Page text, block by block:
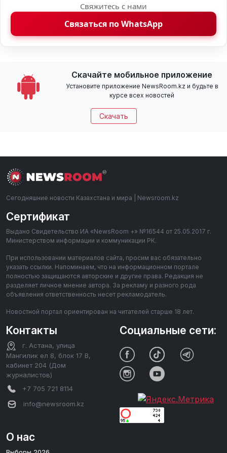
Свяжитесь с нами
Связаться по WhatsApp
Скачайте мобильное приложение
Установите приложение NewsRoom.kz и будьте в
курсе всех новостей
Скачать
Сегодняшние новости Казахстана и мира | Newsroom.kz
Сертификат
Выдано Свидетельство ИА «NewsRoom +» №16544 от 25.05.2017 г.
Министерством информации и коммуникации РК.
При использовании материалов сайта, просим вас обязательно
указать ссылки. Напоминаем, что на информационном портале
полностью защищаются авторские и другие права. Редакция не
разделяет личное мнение автора. За рекламу и разного рода
объявления ответственность несет рекламодатель.
Новостной портал ориентирован на читателей старше 18 лет.
Контакты
г. Астана, улица
Мангилик ел 8, блок 17 В,
кабинет 204 (Дом
журналистов)
+7 705 721 8114
info@newsroom.kz
О нас
Социальные сети: